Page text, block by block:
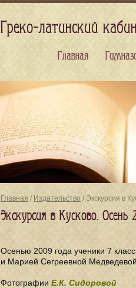
Главная / Издательство / Экскурсия в
Экскурсия в Кусково. Осень
Осенью 2009 года ученики 7
и Марией Сегреевной Медведевой
Фотографии Е.К. Сидоровой
Греко-латинский
Главная